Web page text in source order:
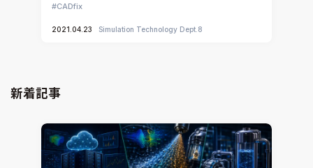
CADfix
2021.04.23 Simulation Technology Dept.8
新着記事